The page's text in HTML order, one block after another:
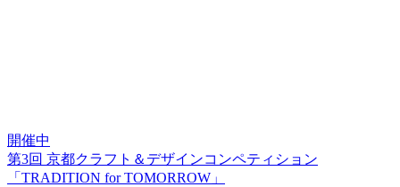
開催中
第3回 京都クラフト＆デザインコンペティション
「TRADITION for TOMORROW」